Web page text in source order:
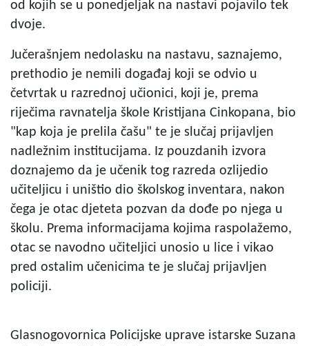
od kojih se u ponedjeljak na nastavi pojavilo tek
dvoje.
Jučerašnjem nedolasku na nastavu, saznajemo,
prethodio je nemili događaj koji se odvio u
četvrtak u razrednoj učionici, koji je, prema
riječima ravnatelja škole Kristijana Cinkopana, bio
"kap koja je prelila čašu" te je slučaj prijavljen
nadležnim institucijama. Iz pouzdanih izvora
doznajemo da je učenik tog razreda ozlijedio
učiteljicu i uništio dio školskog inventara, nakon
čega je otac djeteta pozvan da dođe po njega u
školu. Prema informacijama kojima raspolažemo,
otac se navodno učiteljici unosio u lice i vikao
pred ostalim učenicima te je slučaj prijavljen
policiji.
Glasnogovornica Policijske uprave istarske Suzana